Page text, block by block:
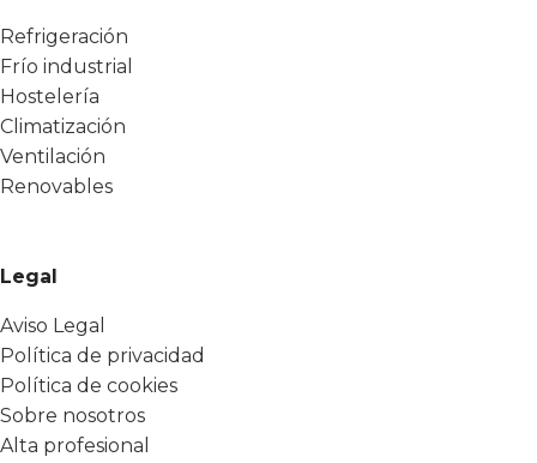
Refrigeración
Frío industrial
Hostelería
Climatización
Ventilación
Renovables
Legal
Aviso Legal
Política de privacidad
Política de cookies
Sobre nosotros
Alta profesional